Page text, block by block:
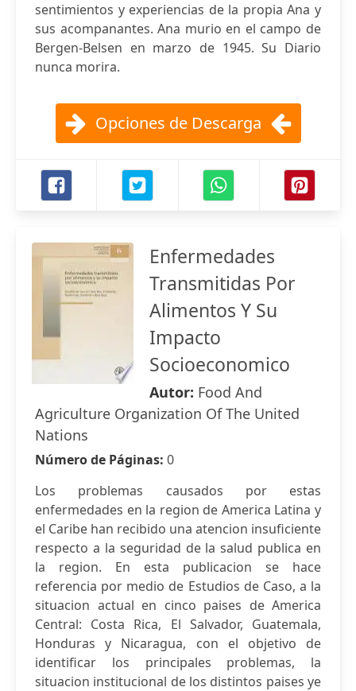
sentimientos y experiencias de la propia Ana y
sus acompanantes. Ana murio en el campo de
Bergen-Belsen en marzo de 1945. Su Diario
nunca morira.
Opciones de Descarga
Enfermedades
Transmitidas Por
Alimentos Y Su
Impacto
Socioeconomico
Autor: Food And
Agriculture Organization Of The United
Nations
Número de Páginas: 0
Los problemas causados por estas
enfermedades en la region de America Latina y
el Caribe han recibido una atencion insuficiente
respecto a la seguridad de la salud publica en
la region. En esta publicacion se hace
referencia por medio de Estudios de Caso, a la
situacion actual en cinco paises de America
Central: Costa Rica, El Salvador, Guatemala,
Honduras y Nicaragua, con el objetivo de
identificar los principales problemas, la
situacion institucional de los distintos paises ye